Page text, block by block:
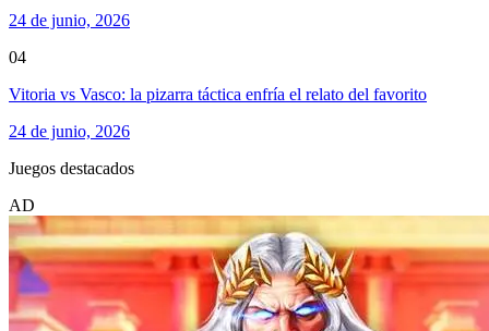
24 de junio, 2026
04
Vitoria vs Vasco: la pizarra táctica enfría el relato del favorito
24 de junio, 2026
Juegos destacados
AD